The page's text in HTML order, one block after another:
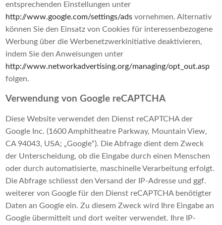
entsprechenden Einstellungen unter
http://www.google.com/settings/ads vornehmen. Alternativ
können Sie den Einsatz von Cookies für interessenbezogene
Werbung über die Werbenetzwerkinitiative deaktivieren,
indem Sie den Anweisungen unter
http://www.networkadvertising.org/managing/opt_out.asp
folgen.
Verwendung von Google reCAPTCHA
Diese Website verwendet den Dienst reCAPTCHA der
Google Inc. (1600 Amphitheatre Parkway, Mountain View,
CA 94043, USA; „Google“). Die Abfrage dient dem Zweck
der Unterscheidung, ob die Eingabe durch einen Menschen
oder durch automatisierte, maschinelle Verarbeitung erfolgt.
Die Abfrage schliesst den Versand der IP-Adresse und ggf.
weiterer von Google für den Dienst reCAPTCHA benötigter
Daten an Google ein. Zu diesem Zweck wird Ihre Eingabe an
Google übermittelt und dort weiter verwendet. Ihre IP-